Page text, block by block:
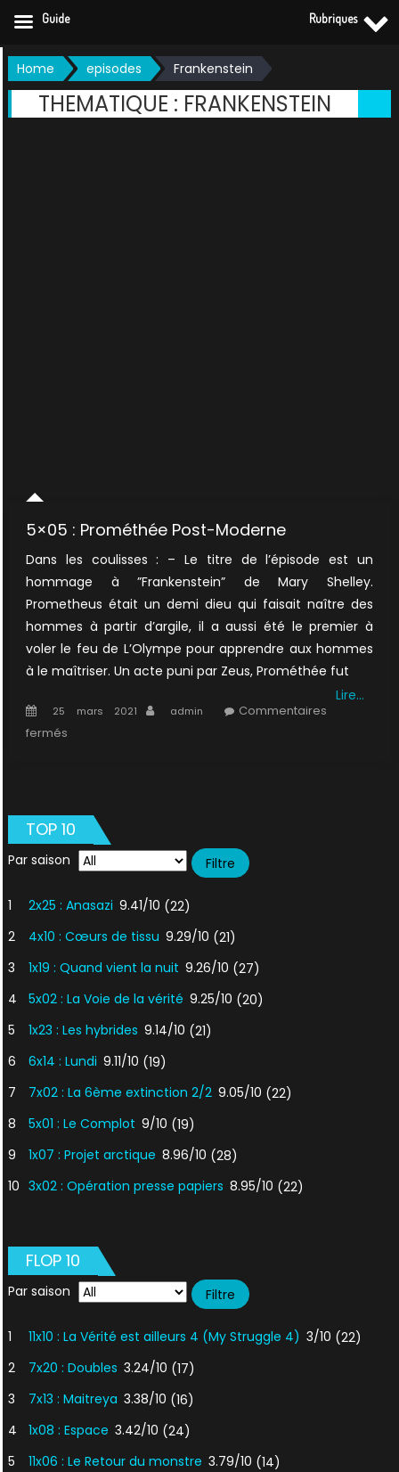
Skip
to
content
Home episodes Frankenstein
THEMATIQUE : FRANKENSTEIN
5×05 : Prométhée Post-Moderne
Dans les coulisses : – Le titre de l’épisode est un
hommage à ”Frankenstein” de Mary Shelley.
Prometheus était un demi dieu qui faisait naître des
hommes à partir d’argile, il a aussi été le premier à
voler le feu de L’Olympe pour apprendre aux hommes
à le maîtriser. Un acte puni par Zeus, Prométhée fut
Lire…
Posted
on
25 mars 2021 Author
admin
Commentaires
ferméssur
Post-
Moderne
TOP 10
Par saison
1 2x25 : Anasazi 9.41/10 (22)
2
4x10 : Cœurs de tissu 9.29/10 (21)
3
1x19 : Quand vient la nuit 9.26/10 (27)
4
5x02 : La Voie de la vérité 9.25/10 (20)
5
1x23 : Les hybrides 9.14/10 (21)
6
6x14 : Lundi 9.11/10 (19)
7
7x02 : La 6ème extinction 2/2 9.05/10 (22)
8
5x01 : Le Complot 9/10 (19)
9
1x07 : Projet arctique 8.96/10 (28)
10 3x02 : Opération presse papiers 8.95/10 (22)
FLOP 10
Par saison
1 11x10 : La Vérité est ailleurs 4 (My Struggle 4) 3/10 (22)
2
7x20 : Doubles 3.24/10 (17)
3
7x13 : Maitreya 3.38/10 (16)
4
1x08 : Espace 3.42/10 (24)
5
11x06 : Le Retour du monstre 3.79/10 (14)
Guide Rubriques